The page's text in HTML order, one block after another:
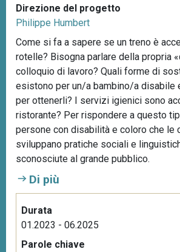
Direzione del progetto
Philippe Humbert
Come si fa a sapere se un treno è
rotelle? Bisogna parlare della propria
colloquio di lavoro? Quali forme di
esistono per un/a bambino/a disabile
per ottenerli? I servizi igienici sono
ristorante? Per rispondere a questo
persone con disabilità e coloro che le
sviluppano pratiche sociali e
sconosciute al grande pubblico.
Di più
Durata
01.2023 - 06.2025
Parole chiave